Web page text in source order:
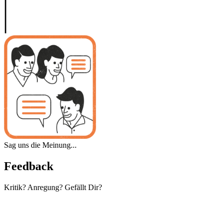
Sag uns die Meinung...
Feedback
Kritik? Anregung? Gefällt Dir?